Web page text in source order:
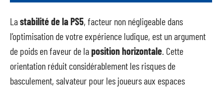
Lastabilité de la PS5, facteur non négligeable dans
l’optimisation de votre expérience ludique, est un argument
de poids en faveur de laposition horizontale . Cette
orientation réduit considérablement les risques de
basculement, salvateur pour les joueurs aux espaces